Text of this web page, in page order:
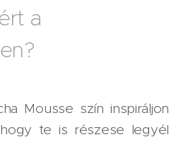
a
Mousse szín inspiráljon
te is részese legyél